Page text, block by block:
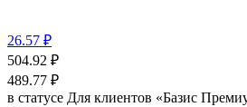
26.57 ₽
504.92 ₽
489.77 ₽
в статусе Для клиентов «Базис